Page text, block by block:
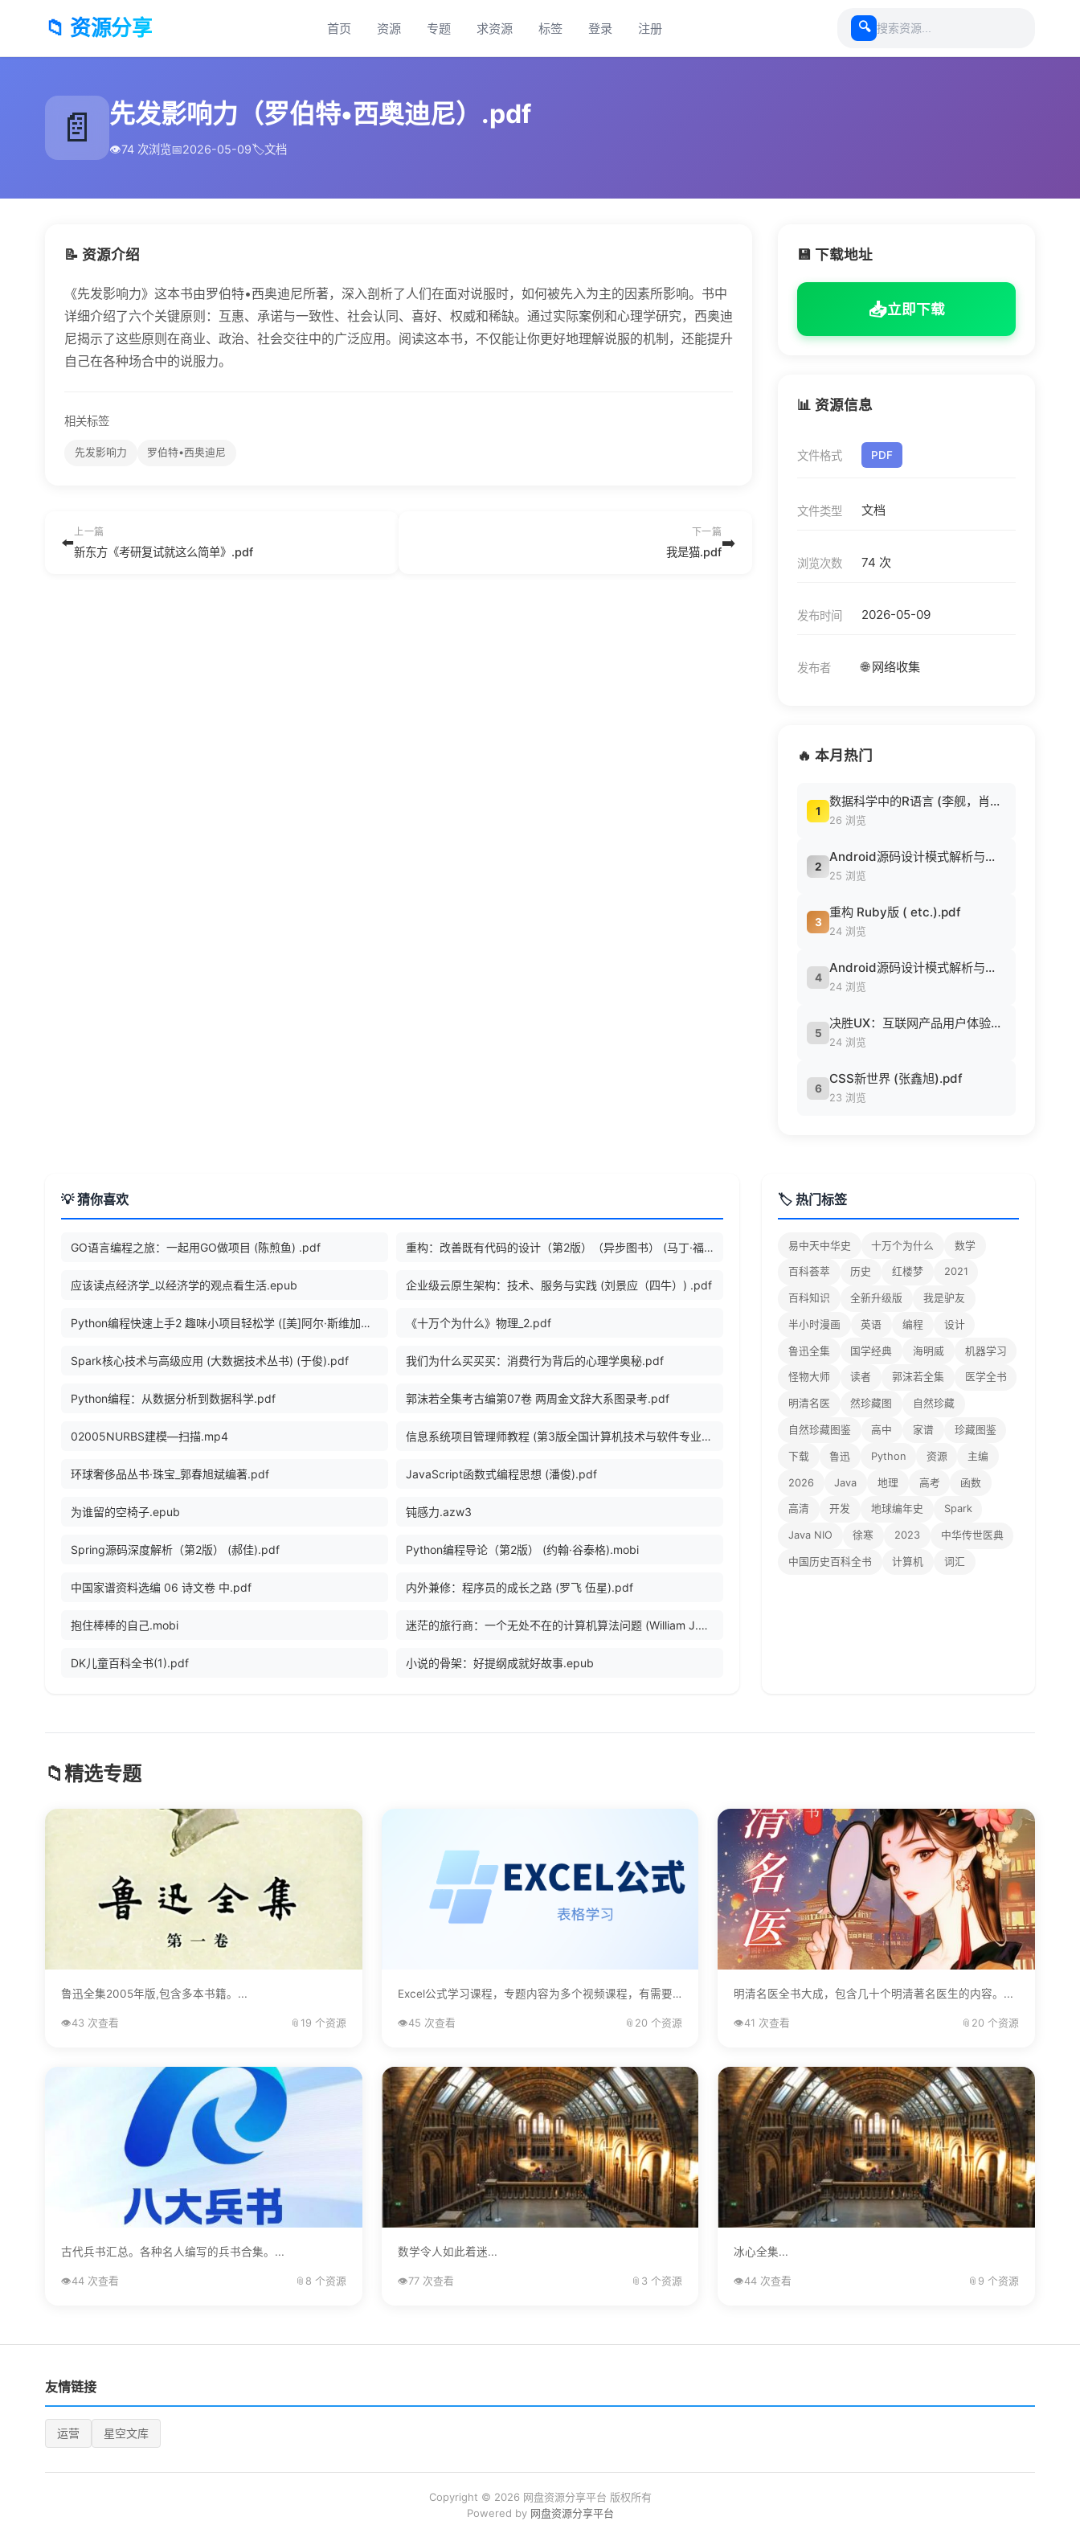
📁 资源分享 首页 资源 专题 求资源 标签 登录 注册 🔍
📄 先发影响力（罗伯特•西奥迪尼）.pdf
👁️74 次浏览📅2026-05-09🏷️文档
📝 资源介绍
《先发影响力》这本书由罗伯特•西奥迪尼所著，深入剖析了人们在面对说服时，如何被先入为主的因素所影响。书中
详细介绍了六个关键原则：互惠、承诺与一致性、社会认同、喜好、权威和稀缺。通过实际案例和心理学研究，西奥迪
尼揭示了这些原则在商业、政治、社会交往中的广泛应用。阅读这本书，不仅能让你更好地理解说服的机制，还能提升
自己在各种场合中的说服力。
相关标签
先发影响力 罗伯特•西奥迪尼
⬅️
上一篇
新东方《考研复试就这么简单》.pdf
下一篇
我是猫.pdf➡️
💾 下载地址
📥立即下载
📊 资源信息
文件格式 PDF
文件类型 文档
浏览次数 74 次
发布时间 2026-05-09
发布者 🌐 网络收集
🔥 本月热门
1
数据科学中的R语言 (李舰，肖凯著, 李舰，肖凯著；吴喜之审校, Pdg2Pic).pdf
26 浏览
2
Android源码设计模式解析与实战 (何红辉，关爱民著, 何红辉, 关爱民著, 何红辉, 关爱民).pdf
25 浏览
3
重构 Ruby版 ( etc.).pdf
24 浏览
4
Android源码设计模式解析与实战 (何红辉，关爱民著, 何红辉, 关爱民著, 何红辉, 关爱民).pdf
24 浏览
5
决胜UX：互联网产品用户体验策略 ([美] Jaime Levy [[美] Jaime Levy]).epub
24 浏览
6
CSS新世界 (张鑫旭).pdf
23 浏览
💡 猜你喜欢
GO语言编程之旅：一起用GO做项目 (陈煎鱼) .pdf 重构：改善既有代码的设计（第2版）（异步图书） (马丁·福勒(Martin Fowler) [马丁·福勒(Martin Fowler)]).pdf
应该读点经济学_以经济学的观点看生活.epub 企业级云原生架构：技术、服务与实践 (刘景应（四牛）) .pdf
Python编程快速上手2 趣味小项目轻松学 ([美]阿尔·斯维加特（Al Sweigart）).pdf 《十万个为什么》物理_2.pdf
Spark核心技术与高级应用 (大数据技术丛书) (于俊).pdf 我们为什么买买买：消费行为背后的心理学奥秘.pdf
Python编程：从数据分析到数据科学.pdf 郭沫若全集考古编第07卷 两周金文辞大系图录考.pdf
02005NURBS建模—扫描.mp4 信息系统项目管理师教程 (第3版全国计算机技术与软件专业技术资格水平考试指定用书) (谭志彬、柳纯录 主编 周立新、卢光明 副主编).pdf
环球奢侈品丛书·珠宝_郭春旭斌编著.pdf JavaScript函数式编程思想 (潘俊).pdf
为谁留的空椅子.epub 钝感力.azw3
Spring源码深度解析（第2版） (郝佳).pdf Python编程导论（第2版） (约翰·谷泰格).mobi
中国家谱资料选编 06 诗文卷 中.pdf 内外兼修：程序员的成长之路 (罗飞 伍星).pdf
抱住棒棒的自己.mobi 迷茫的旅行商：一个无处不在的计算机算法问题 (William J.Cook).epub
DK儿童百科全书(1).pdf 小说的骨架：好提纲成就好故事.epub
🏷️ 热门标签
易中天中华史 十万个为什么 数学
百科荟萃 历史 红楼梦 2021
百科知识 全新升级版 我是驴友
半小时漫画 英语 编程 设计
鲁迅全集 国学经典 海明威 机器学习
怪物大师 读者 郭沫若全集 医学全书
明清名医 然珍藏图 自然珍藏
自然珍藏图鉴 高中 家谱 珍藏图鉴
下载 鲁迅 Python 资源 主编
2026 Java 地理 高考 函数
高清 开发 地球编年史 Spark
Java NIO 徐寒 2023 中华传世医典
中国历史百科全书 计算机 词汇
📁精选专题
鲁迅全集2005年版,包含多本书籍。...
👁️43 次查看 📎 19 个资源
Excel公式学习课程，专题内容为多个视频课程，有需要的自己下载学习。...
👁️45 次查看 📎 20 个资源
明清名医全书大成，包含几十个明清著名医生的内容。...
👁️41 次查看 📎 20 个资源
古代兵书汇总。各种名人编写的兵书合集。...
👁️44 次查看 📎 8 个资源
数学令人如此着迷...
👁️77 次查看 📎 3 个资源
冰心全集...
👁️44 次查看 📎 9 个资源
友情链接
运营 星空文库
Copyright © 2026 网盘资源分享平台 版权所有
Powered by 网盘资源分享平台